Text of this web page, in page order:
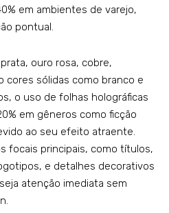
em ambientes de varejo,
pontual.
ouro rosa, cobre,
cores sólidas como branco e
o uso de folhas holográficas
em gêneros como ficção
ao seu efeito atraente.
focais principais, como títulos,
e detalhes decorativos
atenção imediata sem